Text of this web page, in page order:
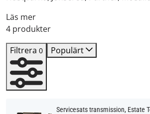
Läs mer
4 produkter
Filtrera 0 Populärt
Servicesats transmission, Estate Tornado